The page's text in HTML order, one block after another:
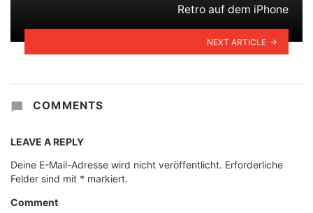
Retro auf dem iPhone
NEXT ARTICLE
COMMENTS
LEAVE A REPLY
Deine E-Mail-Adresse wird nicht veröffentlicht. Erforderliche
Felder sind mit * markiert.
Comment